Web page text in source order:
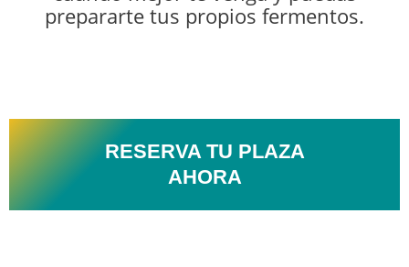
prepararte tus propios fermentos.
RESERVA TU PLAZA
AHORA